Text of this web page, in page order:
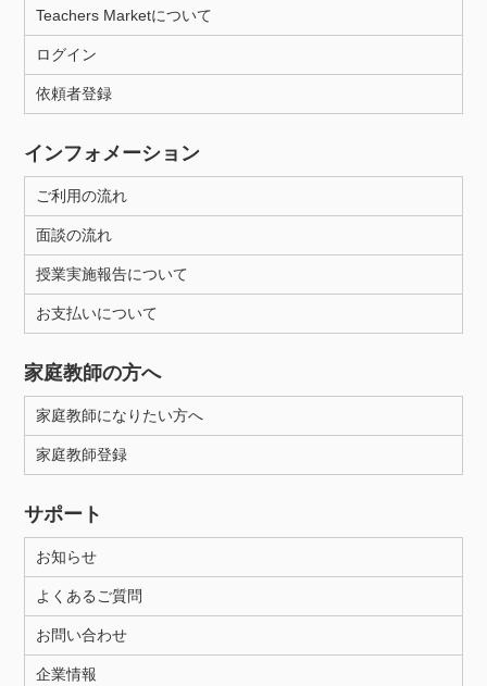
Teachers Marketについて
ログイン
依頼者登録
インフォメーション
ご利用の流れ
面談の流れ
授業実施報告について
お支払いについて
家庭教師の方へ
家庭教師になりたい方へ
家庭教師登録
サポート
お知らせ
よくあるご質問
お問い合わせ
企業情報